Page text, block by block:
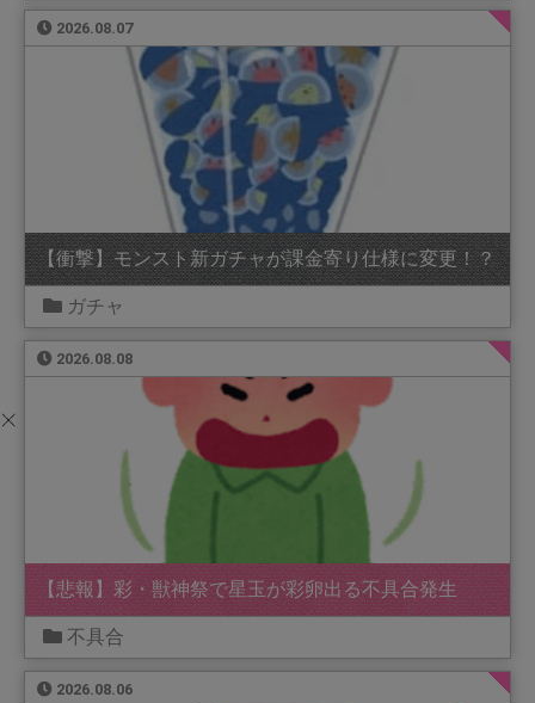
2026.08.07
【衝撃】モンスト新ガチャが課金寄り仕様に変更！？
ガチャ
2026.08.08
【悲報】彩・獣神祭で星玉が彩卵出る不具合発生
不具合
2026.08.06